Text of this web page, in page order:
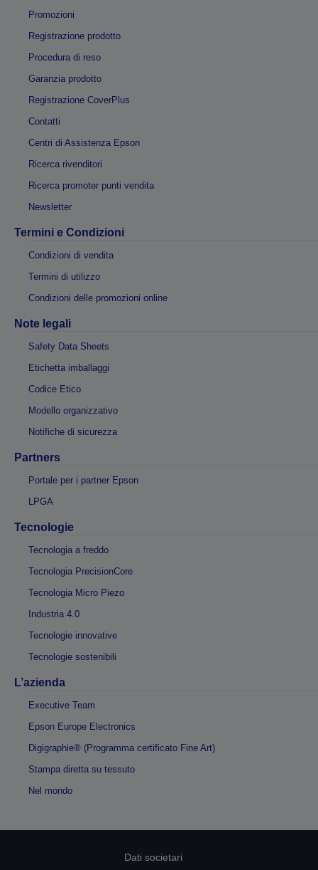
Promozioni
Registrazione prodotto
Procedura di reso
Garanzia prodotto
Registrazione CoverPlus
Contatti
Centri di Assistenza Epson
Ricerca rivenditori
Ricerca promoter punti vendita
Newsletter
Termini e Condizioni
Condizioni di vendita
Termini di utilizzo
Condizioni delle promozioni online
Note legali
Safety Data Sheets
Etichetta imballaggi
Codice Etico
Modello organizzativo
Notifiche di sicurezza
Partners
Portale per i partner Epson
LPGA
Tecnologie
Tecnologia a freddo
Tecnologia PrecisionCore
Tecnologia Micro Piezo
Industria 4.0
Tecnologie innovative
Tecnologie sostenibili
L’azienda
Executive Team
Epson Europe Electronics
Digigraphie® (Programma certificato Fine Art)
Stampa diretta su tessuto
Nel mondo
Dati societari